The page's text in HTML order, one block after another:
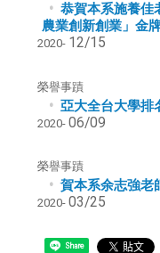
恭賀本系施養佳
農業創新創業」金
2020- 12/15
榮譽事蹟
亞大全台大學排
2020- 06/09
榮譽事蹟
賀本系余志強老
2020- 03/25
Share